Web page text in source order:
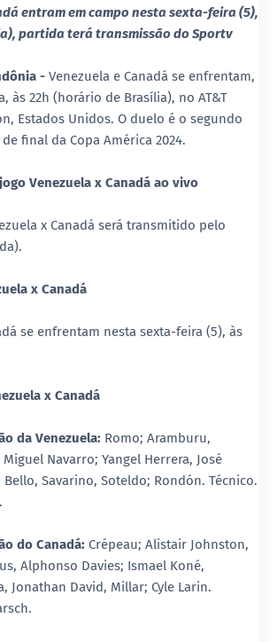
entram em campo nesta sexta-feira (5),
partida terá transmissão do Sportv
- Venezuela e Canadá se enfrentam,
às 22h (horário de Brasília), no AT&T
Estados Unidos. O duelo é o segundo
final da Copa América 2024.
Venezuela x Canadá ao vivo
x Canadá será transmitido pelo
x Canadá
se enfrentam nesta sexta-feira (5), às
x Canadá
da Venezuela: Romo; Aramburu,
Navarro; Yangel Herrera, José
Savarino, Soteldo; Rondón. Técnico.
do Canadá: Crépeau; Alistair Johnston,
Alphonso Davies; Ismael Koné,
Jonathan David, Millar; Cyle Larin.